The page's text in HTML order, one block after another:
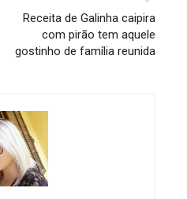
Receita de Galinha caipira
com pirão tem aquele
gostinho de família reunida